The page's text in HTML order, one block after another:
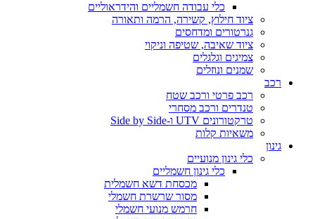
כלי עבודה חשמליים והידראוליים
ציוד חילוץ, קשירה, הרמה ותאורה
גנרטורים ומדחסים
ציוד שאיבה, שטיפה וניקוי
צמיגים וגלגלים
שמנים ונוזלים
רכב
רכב פרטי ורכב שטח
טנדרים ורכב מסחרי
טרקטורונים UTV ו-Side by Side
משאיות קלות
גינון
כלי גינון מנועיים
כלי גינון חשמליים
מכסחת דשא חשמלית
מסור שרשרת חשמלי
חרמש מנועי חשמלי